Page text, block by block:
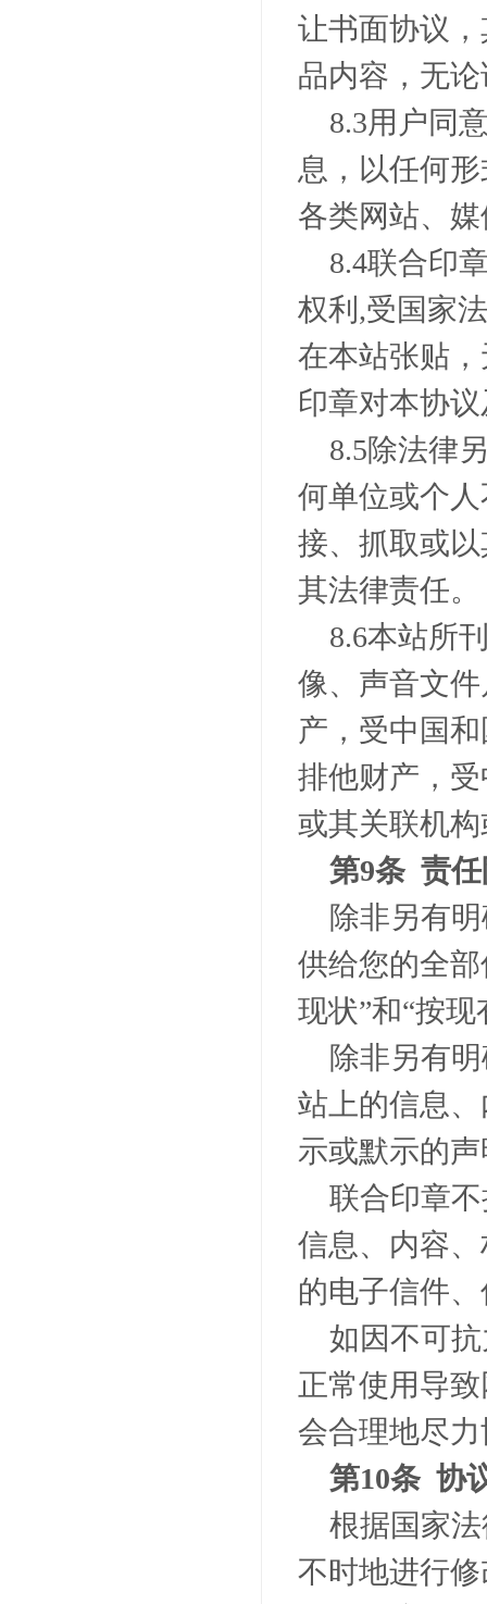
让书面协议
品内容，无
8.3用户同
息，以任何
各类网站、
8.4联合印
权利 ,受国家
在本站张贴
印章对本协
8.5除法律
何单位或个
接、抓取或
其法律责任。
8.6本站所
像、声音文
产，受中国
排他财产，
或其关联机
第9条 责任
除非另有
供给您的全
现状”和“按
除非另有
站上的信息
示或默示的
联合印章
信息、内容
的电子信件
如因不可
正常使用导
会合理地尽
第10条 协
根据国家
不时地进行